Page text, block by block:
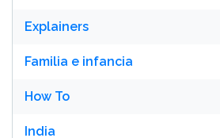
Explainers
Familia e infancia
How To
India